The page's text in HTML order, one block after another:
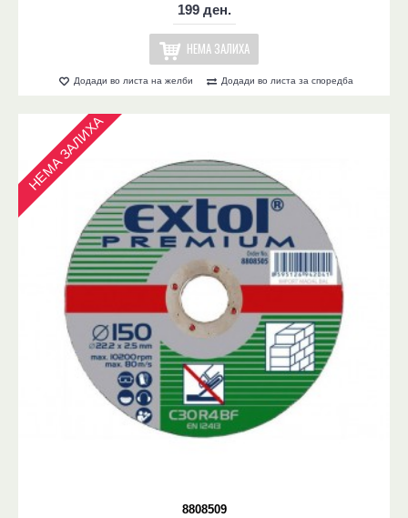
199 ден.
НЕМА ЗАЛИХА
Додади во листа на желби Додади во листа за споредба
8808509
НЕМА ЗАЛИХА